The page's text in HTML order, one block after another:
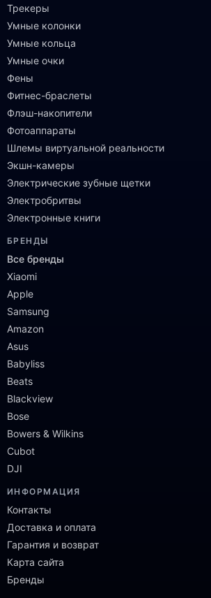
Трекеры
Умные колонки
Умные кольца
Умные очки
Фены
Фитнес-браслеты
Флэш-накопители
Фотоаппараты
Шлемы виртуальной реальности
Экшн-камеры
Электрические зубные щетки
Электробритвы
Электронные книги
БРЕНДЫ
Все бренды
Xiaomi
Apple
Samsung
Amazon
Asus
Babyliss
Beats
Blackview
Bose
Bowers & Wilkins
Cubot
DJI
ИНФОРМАЦИЯ
Контакты
Доставка и оплата
Гарантия и возврат
Карта сайта
Бренды